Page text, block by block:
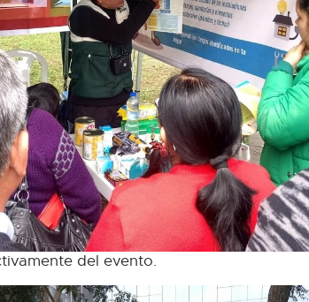
del evento.